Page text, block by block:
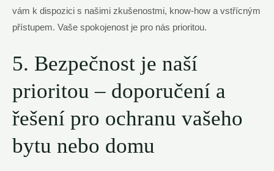
vám​ k ​dispozici s našimi‌ zkušenostmi, know-how a vstřícným
přístupem. Vaše spokojenost je pro nás prioritou.
5. Bezpečnost‌ je naší
prioritou – doporučení a
‍řešení​ pro ochranu vašeho
⁤bytu ‌nebo domu